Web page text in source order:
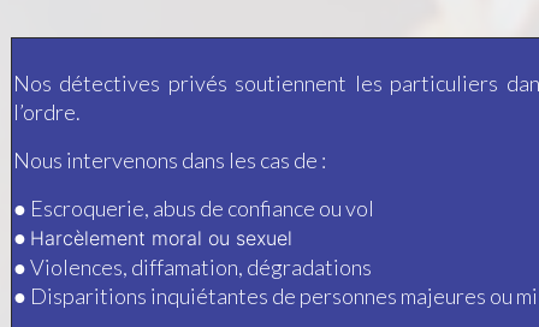
Nos détectives privés soutiennent les particuliers
l’ordre.
Nous intervenons dans les cas de :
● Escroquerie, abus de confiance ou vol
● Harcèlement moral ou sexuel
● Violences, diffamation, dégradations
● Disparitions inquiétantes de personnes majeures ou